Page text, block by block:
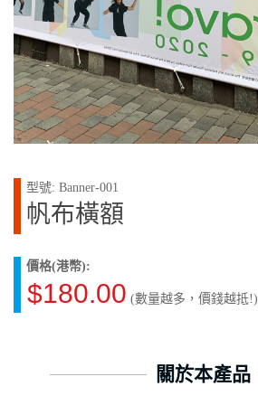
型號: Banner-001
帆布橫額
價格(港幣):
$180.00 (數量越多，價錢越抵!)
關於本產品